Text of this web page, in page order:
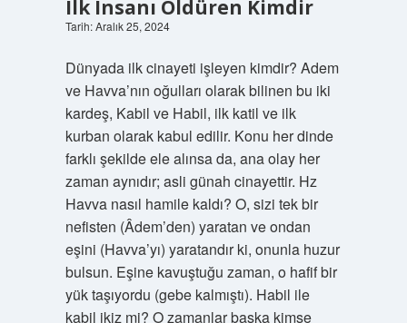
Ilk Insanı Öldüren Kimdir
Tarih: Aralık 25, 2024
Dünyada ilk cinayeti işleyen kimdir? Adem
ve Havva’nın oğulları olarak bilinen bu iki
kardeş, Kabil ve Habil, ilk katil ve ilk
kurban olarak kabul edilir. Konu her dinde
farklı şekilde ele alınsa da, ana olay her
zaman aynıdır; asli günah cinayettir. Hz
Havva nasıl hamile kaldı? O, sizi tek bir
nefisten (Âdem’den) yaratan ve ondan
eşini (Havva’yı) yaratandır ki, onunla huzur
bulsun. Eşine kavuştuğu zaman, o hafif bir
yük taşıyordu (gebe kalmıştı). Habil ile
kabil ikiz mi? O zamanlar başka kimse